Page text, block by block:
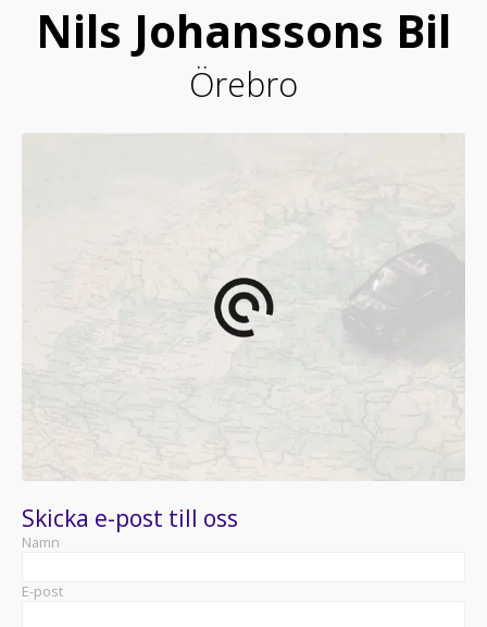
Nils Johanssons Bil
Örebro
Skicka e-post till oss
Namn
E-post